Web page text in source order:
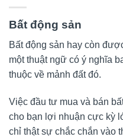
Bất động sản
Bất động sản hay còn
một thuật ngữ có ý nghĩa
thuộc về mảnh đất đó.
Việc đầu tư mua và bán
cho bạn lợi nhuận cực kỳ
chỉ thật sự chắc chắn vào